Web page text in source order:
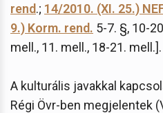
rend.; 14/2010. (XI. 25.)
9.) Korm. rend. 5-7. §, 10-
mell., 11. mell., 18-21. mell.].
A kulturális javakkal
Régi Övr-ben megjelentek